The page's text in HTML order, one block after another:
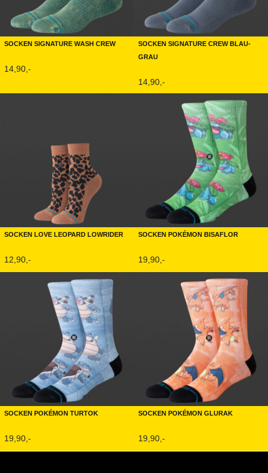
Socken Signature Wash Crew
14,90,-
Socken Signature Crew Blau-
Grau
14,90,-
Socken Love Leopard Lowrider
12,90,-
Socken Pokémon Bisaflor
19,90,-
Socken Pokémon Turtok
19,90,-
Socken Pokémon Glurak
19,90,-